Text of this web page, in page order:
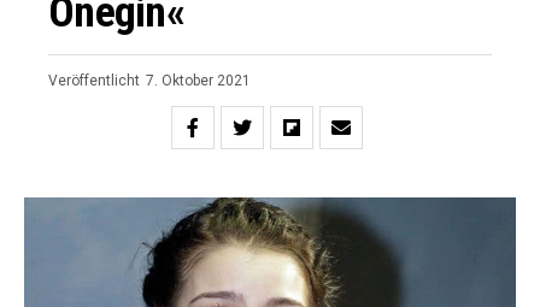
Onegin«
Veröffentlicht 7. Oktober 2021